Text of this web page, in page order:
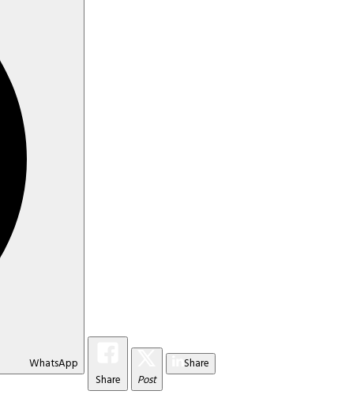
WhatsApp
Share
Post
Share